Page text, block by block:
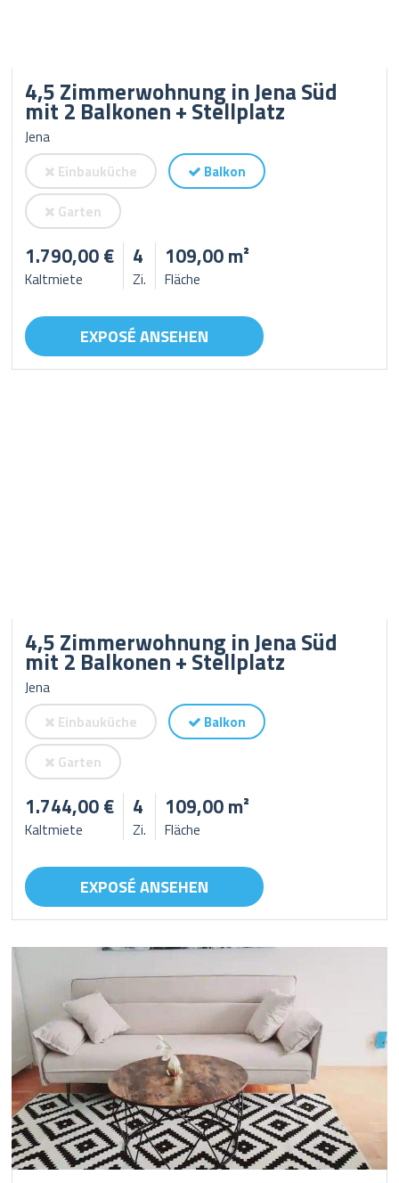
4,5 Zimmerwohnung in Jena Süd
mit 2 Balkonen + Stellplatz
Jena
Einbauküche
Balkon
Garten
1.790,00 €
Kaltmiete
4
Zi.
109,00 m²
Fläche
EXPOSÉ ANSEHEN
4,5 Zimmerwohnung in Jena Süd
mit 2 Balkonen + Stellplatz
Jena
Einbauküche
Balkon
Garten
1.744,00 €
Kaltmiete
4
Zi.
109,00 m²
Fläche
EXPOSÉ ANSEHEN